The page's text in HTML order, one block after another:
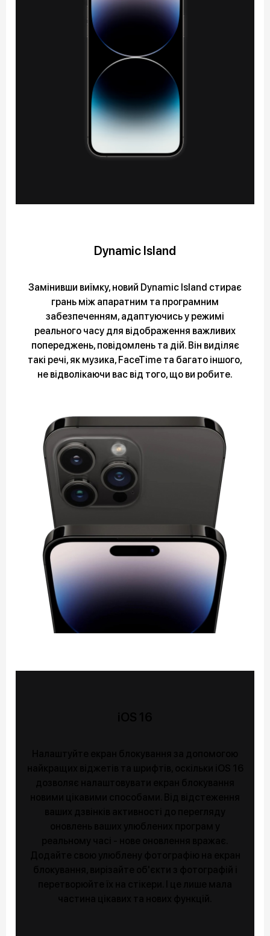
Dynamic Island
Замінивши виїмку, новий Dynamic Island стирає
грань між апаратним та програмним
забезпеченням, адаптуючись у режимі
реального часу для відображення важливих
попереджень, повідомлень та дій. Він виділяє
такі речі, як музика, FaceTime та багато іншого,
не відволікаючи вас від того, що ви робите.